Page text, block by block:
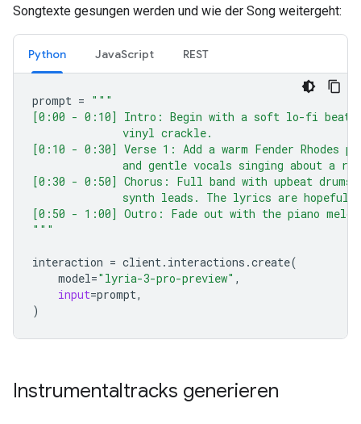
Songtexte gesungen werden und wie der Song weitergeht:
Python JavaScript REST
prompt = """
[0:00 - 0:10] Intro: Begin with a soft lo-fi beat
              vinyl crackle.
[0:10 - 0:30] Verse 1: Add a warm Fender Rhodes
and gentle vocals singing about a
[0:30 - 0:50] Chorus: Full band with upbeat drums
synth leads. The lyrics are hopeful
[0:50 - 1:00] Outro: Fade out with the piano
"""
interaction = client. interactions .create(
model="lyria-3-pro-preview" ,
input=prompt,
)
Instrumentaltracks generieren